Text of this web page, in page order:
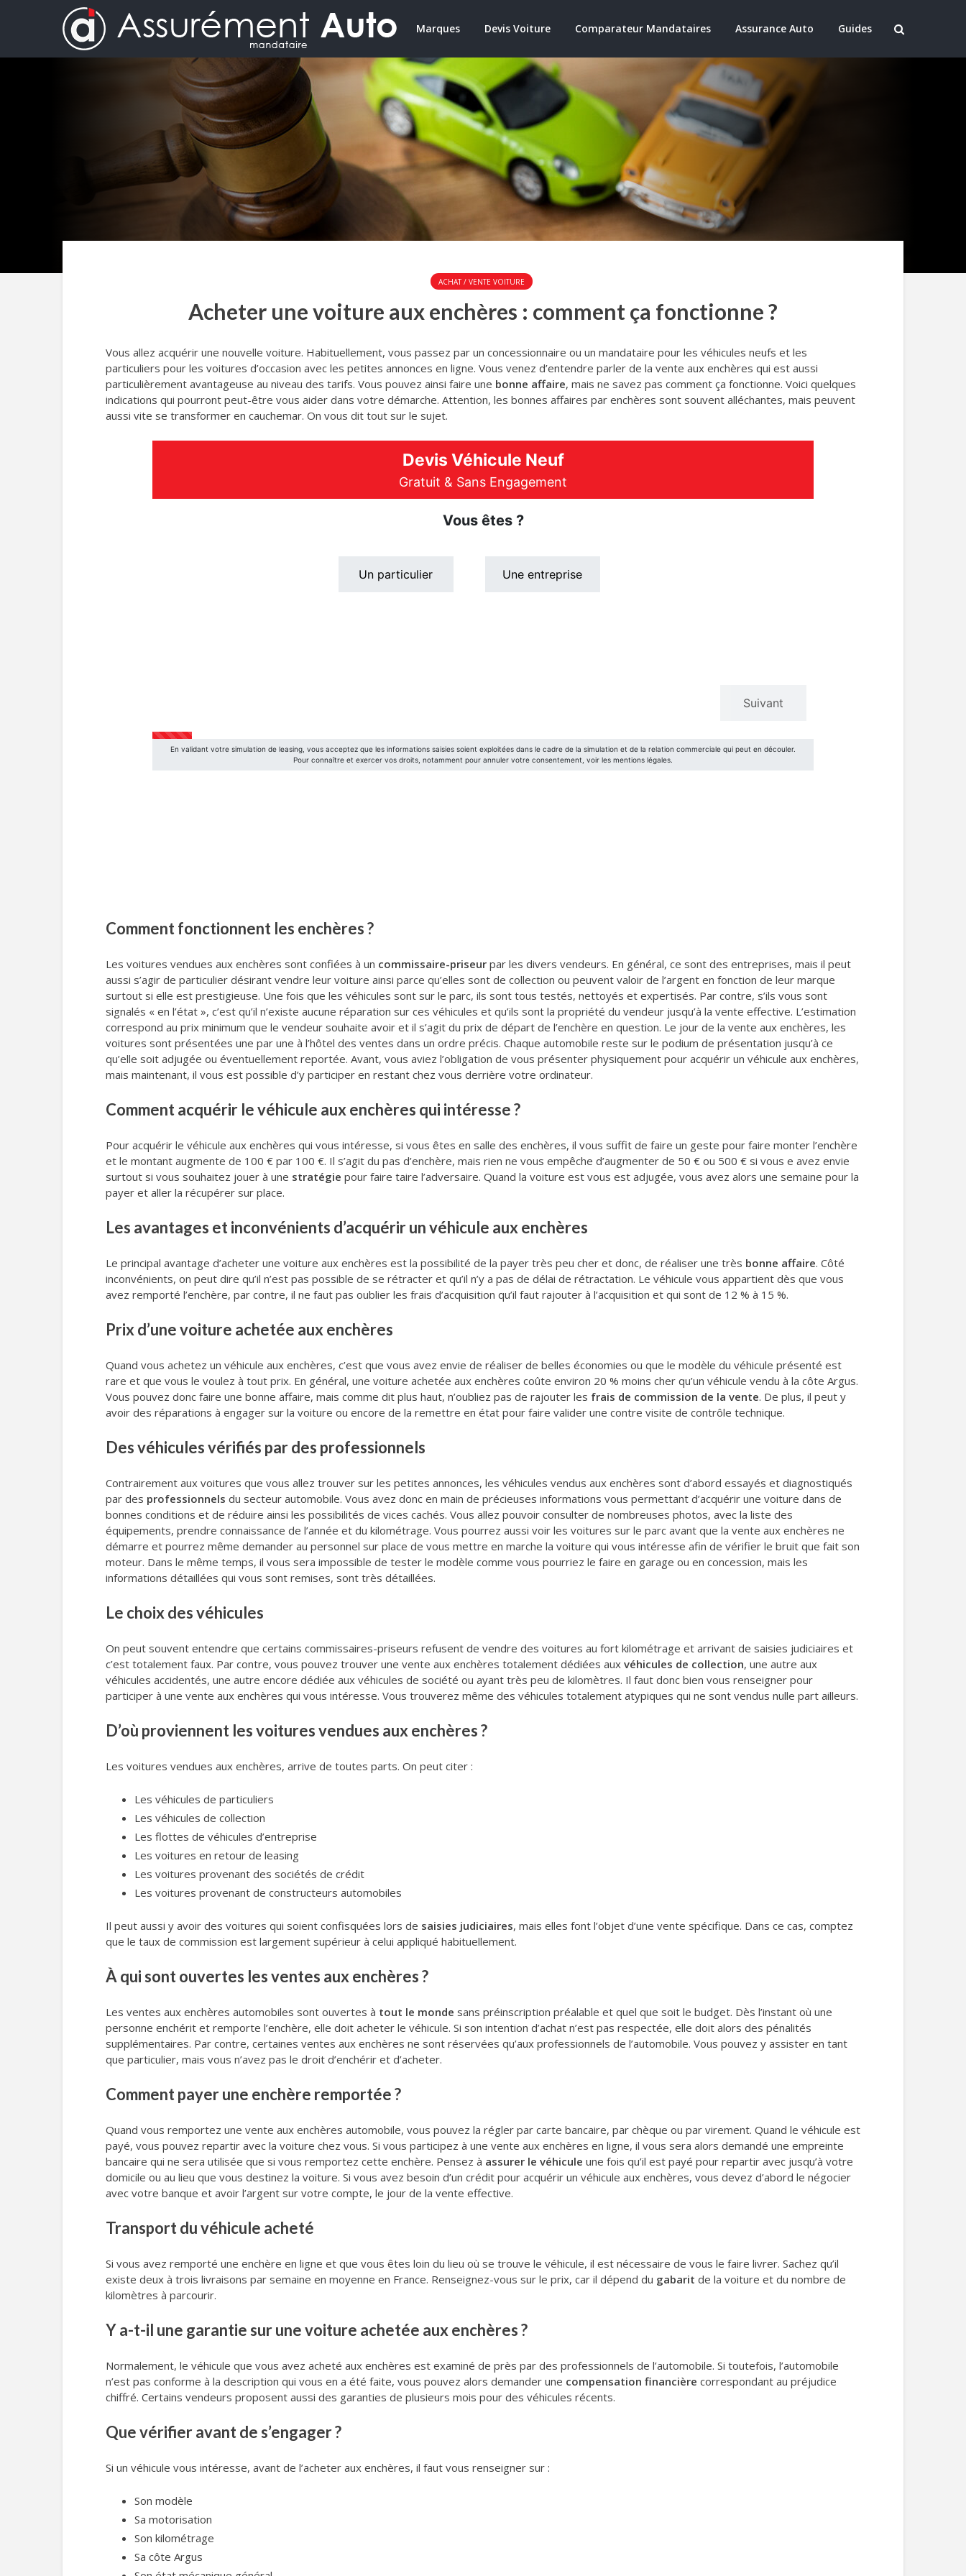
Marques Devis Voiture Comparateur Mandataires Assurance Auto Guides
ACHAT / VENTE VOITURE
Acheter une voiture aux enchères : comment ça fonctionne ?
Vous allez acquérir une nouvelle voiture. Habituellement, vous passez par un concessionnaire ou un mandataire pour les véhicules neufs et les
particuliers pour les voitures d’occasion avec les petites annonces en ligne. Vous venez d’entendre parler de la vente aux enchères qui est aussi
particulièrement avantageuse au niveau des tarifs. Vous pouvez ainsi faire une bonne affaire, mais ne savez pas comment ça fonctionne. Voici quelques
indications qui pourront peut-être vous aider dans votre démarche. Attention, les bonnes affaires par enchères sont souvent alléchantes, mais peuvent
aussi vite se transformer en cauchemar. On vous dit tout sur le sujet.
Comment fonctionnent les enchères ?
Les voitures vendues aux enchères sont confiées à un commissaire-priseur par les divers vendeurs. En général, ce sont des entreprises, mais il peut
aussi s’agir de particulier désirant vendre leur voiture ainsi parce qu’elles sont de collection ou peuvent valoir de l’argent en fonction de leur marque
surtout si elle est prestigieuse. Une fois que les véhicules sont sur le parc, ils sont tous testés, nettoyés et expertisés. Par contre, s’ils vous sont
signalés « en l’état », c’est qu’il n’existe aucune réparation sur ces véhicules et qu’ils sont la propriété du vendeur jusqu’à la vente effective. L’estimation
correspond au prix minimum que le vendeur souhaite avoir et il s’agit du prix de départ de l’enchère en question. Le jour de la vente aux enchères, les
voitures sont présentées une par une à l’hôtel des ventes dans un ordre précis. Chaque automobile reste sur le podium de présentation jusqu’à ce
qu’elle soit adjugée ou éventuellement reportée. Avant, vous aviez l’obligation de vous présenter physiquement pour acquérir un véhicule aux enchères,
mais maintenant, il vous est possible d’y participer en restant chez vous derrière votre ordinateur.
Comment acquérir le véhicule aux enchères qui intéresse ?
Pour acquérir le véhicule aux enchères qui vous intéresse, si vous êtes en salle des enchères, il vous suffit de faire un geste pour faire monter l’enchère
et le montant augmente de 100 € par 100 €. Il s’agit du pas d’enchère, mais rien ne vous empêche d’augmenter de 50 € ou 500 € si vous e avez envie
surtout si vous souhaitez jouer à une stratégie pour faire taire l’adversaire. Quand la voiture est vous est adjugée, vous avez alors une semaine pour la
payer et aller la récupérer sur place.
Les avantages et inconvénients d’acquérir un véhicule aux enchères
Le principal avantage d’acheter une voiture aux enchères est la possibilité de la payer très peu cher et donc, de réaliser une très bonne affaire. Côté
inconvénients, on peut dire qu’il n’est pas possible de se rétracter et qu’il n’y a pas de délai de rétractation. Le véhicule vous appartient dès que vous
avez remporté l’enchère, par contre, il ne faut pas oublier les frais d’acquisition qu’il faut rajouter à l’acquisition et qui sont de 12 % à 15 %.
Prix d’une voiture achetée aux enchères
Quand vous achetez un véhicule aux enchères, c’est que vous avez envie de réaliser de belles économies ou que le modèle du véhicule présenté est
rare et que vous le voulez à tout prix. En général, une voiture achetée aux enchères coûte environ 20 % moins cher qu’un véhicule vendu à la côte Argus.
Vous pouvez donc faire une bonne affaire, mais comme dit plus haut, n’oubliez pas de rajouter les frais de commission de la vente. De plus, il peut y
avoir des réparations à engager sur la voiture ou encore de la remettre en état pour faire valider une contre visite de contrôle technique.
Des véhicules vérifiés par des professionnels
Contrairement aux voitures que vous allez trouver sur les petites annonces, les véhicules vendus aux enchères sont d’abord essayés et diagnostiqués
par des professionnels du secteur automobile. Vous avez donc en main de précieuses informations vous permettant d’acquérir une voiture dans de
bonnes conditions et de réduire ainsi les possibilités de vices cachés. Vous allez pouvoir consulter de nombreuses photos, avec la liste des
équipements, prendre connaissance de l’année et du kilométrage. Vous pourrez aussi voir les voitures sur le parc avant que la vente aux enchères ne
démarre et pourrez même demander au personnel sur place de vous mettre en marche la voiture qui vous intéresse afin de vérifier le bruit que fait son
moteur. Dans le même temps, il vous sera impossible de tester le modèle comme vous pourriez le faire en garage ou en concession, mais les
informations détaillées qui vous sont remises, sont très détaillées.
Le choix des véhicules
On peut souvent entendre que certains commissaires-priseurs refusent de vendre des voitures au fort kilométrage et arrivant de saisies judiciaires et
c’est totalement faux. Par contre, vous pouvez trouver une vente aux enchères totalement dédiées aux véhicules de collection, une autre aux
véhicules accidentés, une autre encore dédiée aux véhicules de société ou ayant très peu de kilomètres. Il faut donc bien vous renseigner pour
participer à une vente aux enchères qui vous intéresse. Vous trouverez même des véhicules totalement atypiques qui ne sont vendus nulle part ailleurs.
D’où proviennent les voitures vendues aux enchères ?
Les voitures vendues aux enchères, arrive de toutes parts. On peut citer :
Les véhicules de particuliers
Les véhicules de collection
Les flottes de véhicules d’entreprise
Les voitures en retour de leasing
Les voitures provenant des sociétés de crédit
Les voitures provenant de constructeurs automobiles
Il peut aussi y avoir des voitures qui soient confisquées lors de saisies judiciaires, mais elles font l’objet d’une vente spécifique. Dans ce cas, comptez
que le taux de commission est largement supérieur à celui appliqué habituellement.
À qui sont ouvertes les ventes aux enchères ?
Les ventes aux enchères automobiles sont ouvertes à tout le monde sans préinscription préalable et quel que soit le budget. Dès l’instant où une
personne enchérit et remporte l’enchère, elle doit acheter le véhicule. Si son intention d’achat n’est pas respectée, elle doit alors des pénalités
supplémentaires. Par contre, certaines ventes aux enchères ne sont réservées qu’aux professionnels de l’automobile. Vous pouvez y assister en tant
que particulier, mais vous n’avez pas le droit d’enchérir et d’acheter.
Comment payer une enchère remportée ?
Quand vous remportez une vente aux enchères automobile, vous pouvez la régler par carte bancaire, par chèque ou par virement. Quand le véhicule est
payé, vous pouvez repartir avec la voiture chez vous. Si vous participez à une vente aux enchères en ligne, il vous sera alors demandé une empreinte
bancaire qui ne sera utilisée que si vous remportez cette enchère. Pensez à assurer le véhicule une fois qu’il est payé pour repartir avec jusqu’à votre
domicile ou au lieu que vous destinez la voiture. Si vous avez besoin d’un crédit pour acquérir un véhicule aux enchères, vous devez d’abord le négocier
avec votre banque et avoir l’argent sur votre compte, le jour de la vente effective.
Transport du véhicule acheté
Si vous avez remporté une enchère en ligne et que vous êtes loin du lieu où se trouve le véhicule, il est nécessaire de vous le faire livrer. Sachez qu’il
existe deux à trois livraisons par semaine en moyenne en France. Renseignez-vous sur le prix, car il dépend du gabarit de la voiture et du nombre de
kilomètres à parcourir.
Y a-t-il une garantie sur une voiture achetée aux enchères ?
Normalement, le véhicule que vous avez acheté aux enchères est examiné de près par des professionnels de l’automobile. Si toutefois, l’automobile
n’est pas conforme à la description qui vous en a été faite, vous pouvez alors demander une compensation financière correspondant au préjudice
chiffré. Certains vendeurs proposent aussi des garanties de plusieurs mois pour des véhicules récents.
Que vérifier avant de s’engager ?
Si un véhicule vous intéresse, avant de l’acheter aux enchères, il faut vous renseigner sur :
Son modèle
Sa motorisation
Son kilométrage
Sa côte Argus